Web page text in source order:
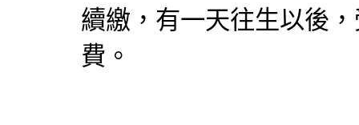
續繳，有一天往生以後
費。